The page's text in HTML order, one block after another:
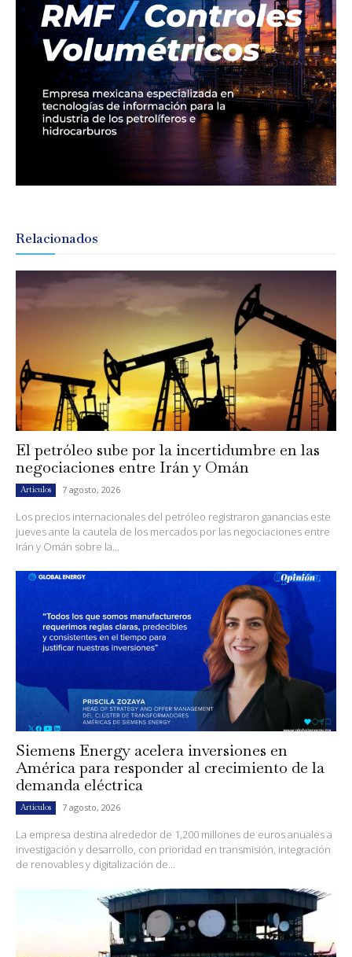
Relacionados
El petróleo sube por la incertidumbre en las
negociaciones entre Irán y Omán
Artículos 7 agosto, 2026
Los precios internacionales del petróleo registraron ganancias este
jueves ante la cautela de los mercados por las negociaciones entre
Irán y Omán sobre la...
Siemens Energy acelera inversiones en
América para responder al crecimiento de la
demanda eléctrica
Artículos 7 agosto, 2026
La empresa destina alrededor de 1,200 millones de euros anuales a
investigación y desarrollo, con prioridad en transmisión, integración
de renovables y digitalización de...